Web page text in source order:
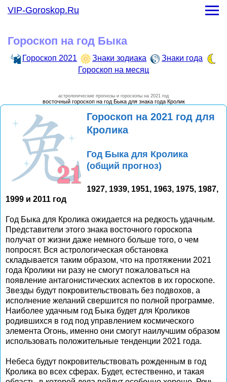
Гороскоп на год Быка
астрологические прогнозы и гороскопы на 2021 год
восточный гороскоп на год Быка для знака года Кролик
Гороскоп на 2021 год для
Кролика
Год Быка для Кролика
(общий прогноз)
1927, 1939, 1951, 1963, 1975, 1987,
1999 и 2011 год
Год Быка для Кролика ожидается на редкость удачным.
Представители этого знака восточного гороскопа
получат от жизни даже немного больше того, о чем
попросят. Вся астрологическая обстановка
складывается таким образом, что на протяжении 2021
года Кролики ни разу не смогут пожаловаться на
появление антагонистических аспектов в их гороскопе.
Звезды будут покровительствовать без подвохов, а
исполнение желаний свершится по полной программе.
Наиболее удачным год Быка будет для Кроликов
родившихся в год под управлением космического
элемента Огонь, именно они смогут наилучшим образом
использовать положительные тенденции 2021 года.
Небеса будут покровительствовать рожденным в год
Кролика во всех сферах. Будет, естественно, и такая
Гороскоп 2021 Знаки зодиака
Знаки года
Гороскоп на месяц
VIP-Goroskop.RuГороскоп на месяц
-Гороскоп на январь 2021 года
-Гороскоп на март 2021 года
Гороскоп на апрель 2021 года
-Гороскоп на май 2021 года
Гороскоп на июнь 2021 года
-Гороскоп на август 2021 года
-Гороскоп на октябрь 2021 года
-Гороскоп на ноябрь 2021 года
-
Гороскоп на декарь 2021 года